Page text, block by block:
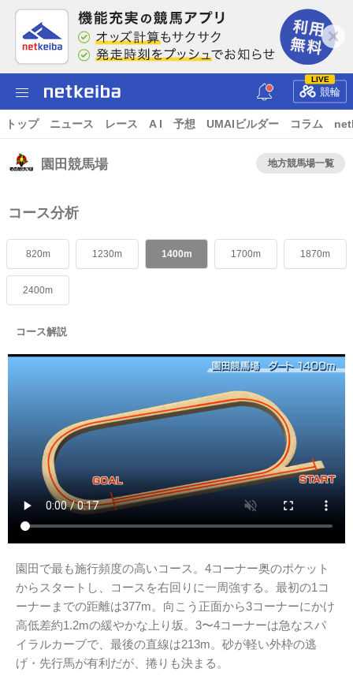
LIVE
競輪
トップ ニュース レース A I 予想 UMAIビルダー コラム
園田競馬場 地方競馬場一覧
コース分析
820m 1230m 1400m 1700m 1870m
2400m
コース解説
園田で最も施行頻度の高いコース。4コーナー奥のポケット
からスタートし、コースを右回りに一周強する。最初の1コ
ーナーまでの距離は377m。向こう正面から3コーナーにかけ
高低差約1.2mの緩やかな上り坂。3〜4コーナーは急なスパ
イラルカーブで、最後の直線は213m。砂が軽い外枠の逃
げ・先行馬が有利だが、捲りも決まる。